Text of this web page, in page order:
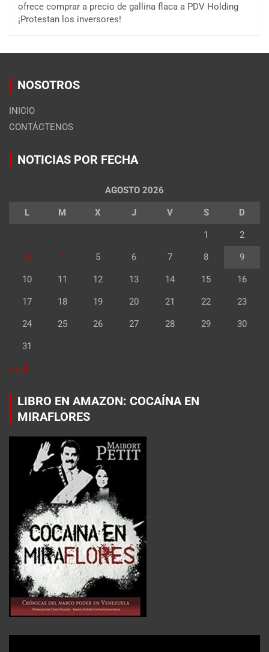
ofrece comprar a precio de gallina flaca a PDV Holding
¡Protestan los inversores!
NOSOTROS
INICIO
CONTÁCTENOS
NOTICIAS POR FECHA
AGOSTO 2026
L M X J V S D
1 2
3 4 5 6 7 8 9
10 11 12 13 14 15 16
17 18 19 20 21 22 23
24 25 26 27 28 29 30
31
« Jul
LIBRO EN AMAZON: COCAÍNA EN
MIRAFLORES